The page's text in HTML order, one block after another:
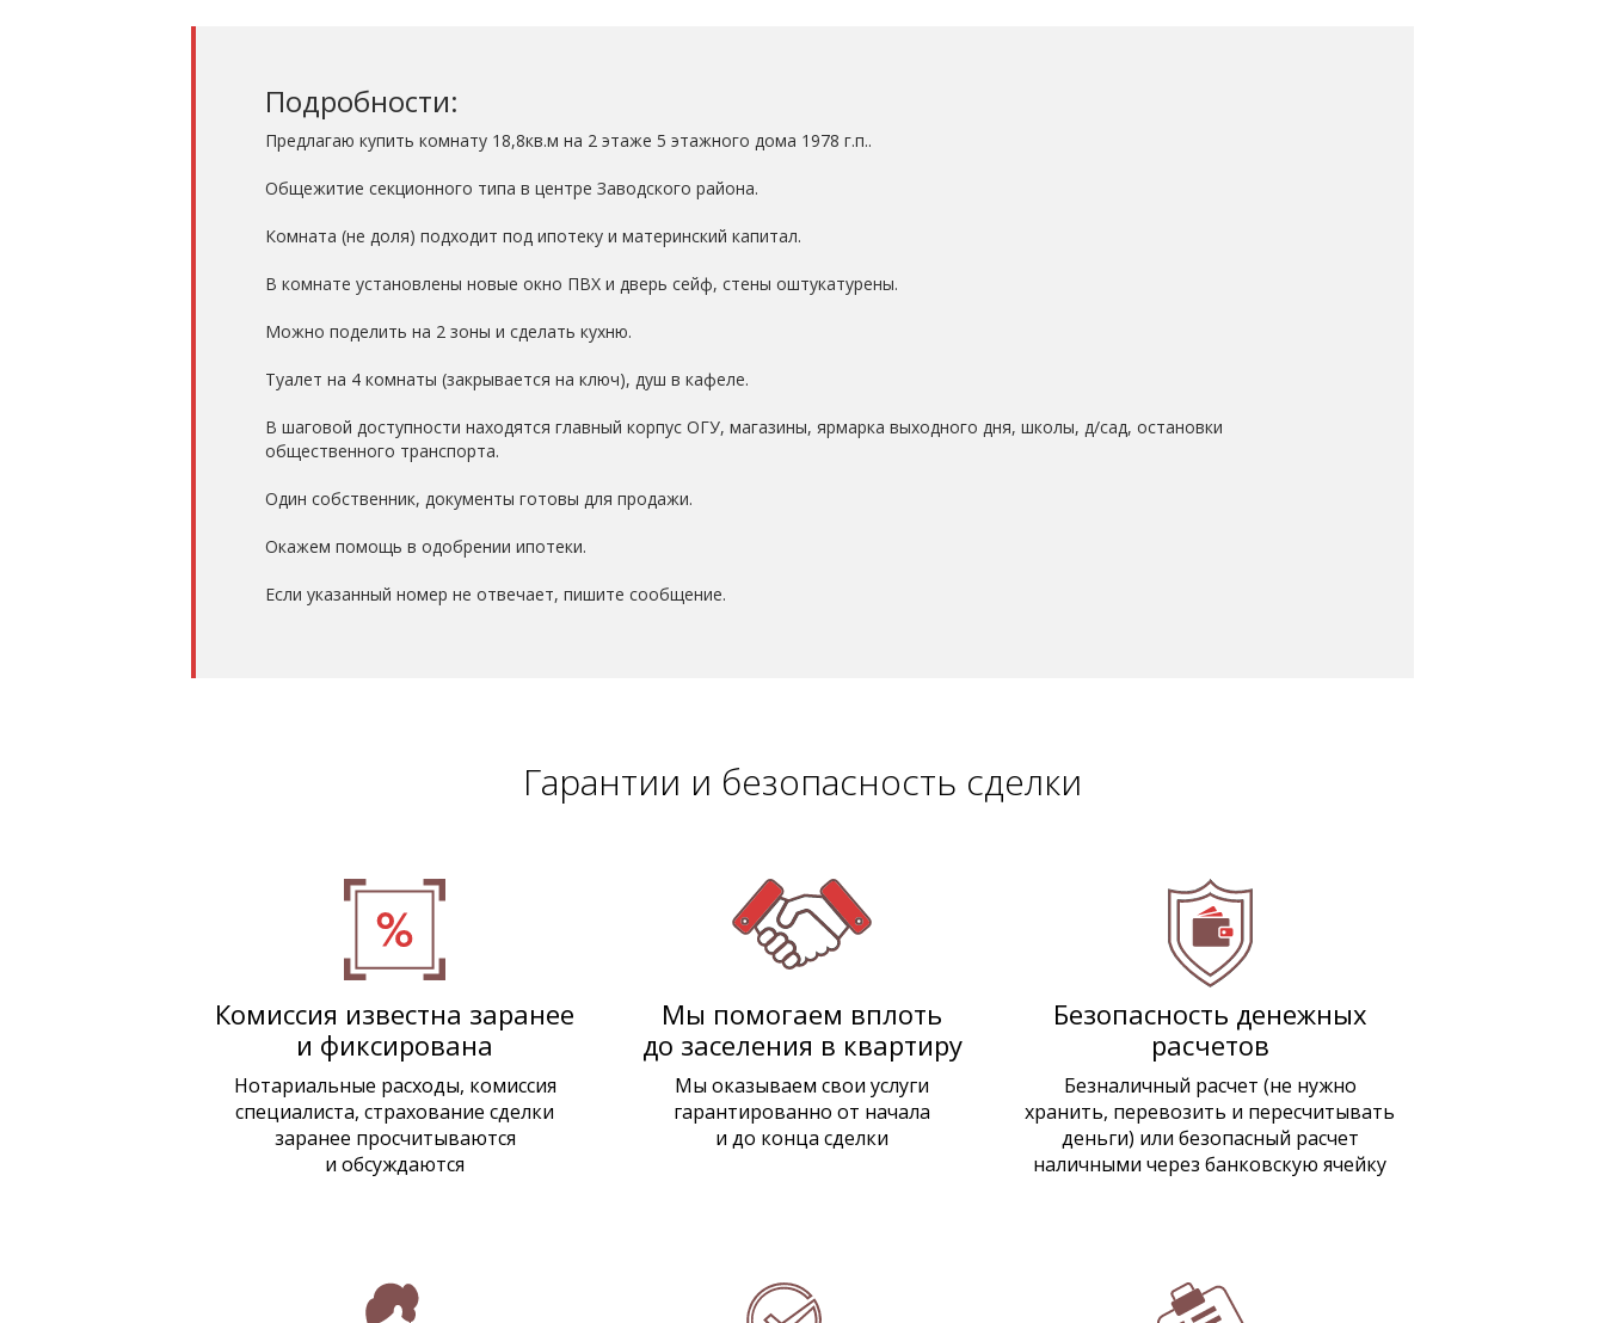
Подробности:
Предлагаю купить комнату 18,8кв.м на 2 этаже 5 этажного дома 1978 г.п..
Общежитие секционного типа в центре Заводского района.
Комната (не доля) подходит под ипотеку и материнский капитал.
В комнате установлены новые окно ПВХ и дверь сейф, стены оштукатурены.
Можно поделить на 2 зоны и сделать кухню.
Туалет на 4 комнаты (закрывается на ключ), душ в кафеле.
В шаговой доступности находятся главный корпус ОГУ, магазины, ярмарка выходного дня, школы, д/сад, остановки
общественного транспорта.
Один собственник, документы готовы для продажи.
Окажем помощь в одобрении ипотеки.
Если указанный номер не отвечает, пишите сообщение.
Гарантии и безопасность сделки
Комиссия известна заранее
и фиксирована
Нотариальные расходы, комиссия
специалиста, страхование сделки
заранее просчитываются
и обсуждаются
Мы помогаем вплоть
до заселения в квартиру
Мы оказываем свои услуги
гарантированно от начала
и до конца сделки
Безопасность денежных
расчетов
Безналичный расчет (не нужно
хранить, перевозить и пересчитывать
деньги) или безопасный расчет
наличными через банковскую ячейку